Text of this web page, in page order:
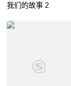
我们的故事 2